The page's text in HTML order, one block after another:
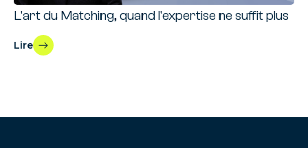
L'art du Matching, quand l'expertise ne suffit plus
Lire